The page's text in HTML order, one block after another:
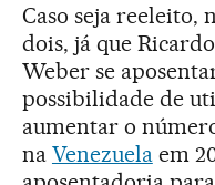
Caso seja reeleito,
dois, já que
Weber se
possibilidade de
aumentar o
na Venezuelaem